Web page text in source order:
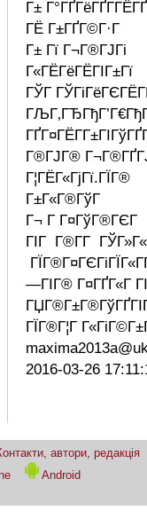
Г±
ГЁ Г±ГҐГ©Г·Г
Г± Гї Г¬Г®ГЈГі
Г«ГЁГёГЁГІГ±Гї
ГЎГ
Г®ГЈГ®
Г¦ГЁГ«ГјГї.ГЇГ®
Г±Г«Г®ГўГ
Г¬ Г Г¤ГўГ®ГЄГ
ГІГ Г®Г­Г
—ГІГ® Г¤ГҐГ«Г
ГЇГ®Г¦Г
2016-03-26
автори, редакція
Android